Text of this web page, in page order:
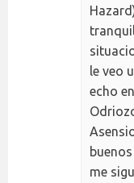
le veo
echo
me